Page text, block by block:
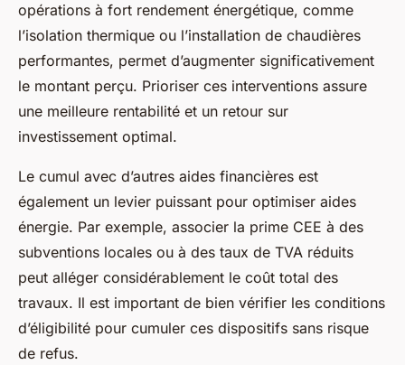
opérations à fort rendement énergétique, comme
l’isolation thermique ou l’installation de chaudières
performantes, permet d’augmenter significativement
le montant perçu. Prioriser ces interventions assure
une meilleure rentabilité et un retour sur
investissement optimal.
Le cumul avec d’autres aides financières est
également un levier puissant pour optimiser aides
énergie. Par exemple, associer la prime CEE à des
subventions locales ou à des taux de TVA réduits
peut alléger considérablement le coût total des
travaux. Il est important de bien vérifier les conditions
d’éligibilité pour cumuler ces dispositifs sans risque
de refus.